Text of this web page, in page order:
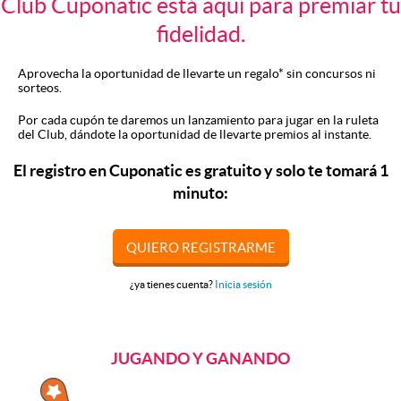
Club Cuponatic está aquí para premiar tu
fidelidad.
Aprovecha la oportunidad de llevarte un regalo* sin concursos ni
sorteos.
Por cada cupón te daremos un lanzamiento para jugar en la ruleta
del Club, dándote la oportunidad de llevarte premios al instante.
El registro en Cuponatic es gratuito y solo te tomará 1
minuto:
QUIERO REGISTRARME
¿ya tienes cuenta? Inicia sesión
JUGANDO Y GANANDO